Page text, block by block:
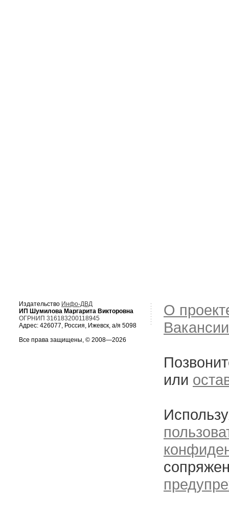
Издательство Инфо-ДВД
ИП Шумилова Маргарита Викторовна
ОГРНИП 316183200118945
Адрес: 426077, Россия, Ижевск, а/я 5098
Все права защищены, © 2008—2026
О
Вакансии
или